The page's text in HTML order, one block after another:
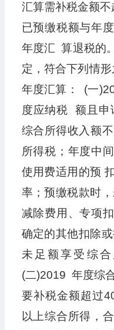
汇算需补税金额
已预缴税额与年
年度汇 算退税的
定，符合下列情
年度汇算： (一
度应纳税 额且申
综合所得收入额
所得税；年度中
使用费适用的预
率；预缴税款时
减除费用、专项
确定的其他扣除
未足额享受综合
(二)2019 年度综
要补税金额超过
以上综合所得，